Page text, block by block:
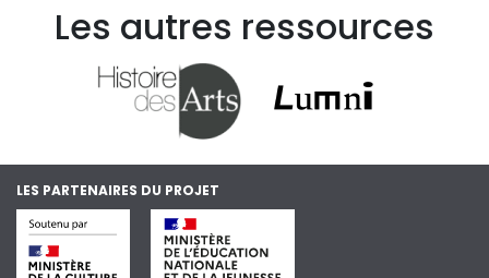
Les autres ressources
LES PARTENAIRES DU PROJET